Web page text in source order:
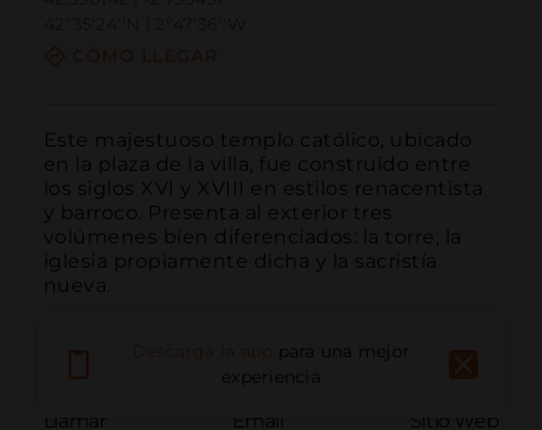
Este majestuoso templo católico, ubicado
en la plaza de la villa, fue construido entre
los siglos XVI y XVIII en estilos renacentista
y barroco. Presenta al exterior tres
volúmenes bien diferenciados: la torre, la
iglesia propiamente dicha y la sacristía
nueva.
Llamar Email Sitio Web
para una mejor
experiencia